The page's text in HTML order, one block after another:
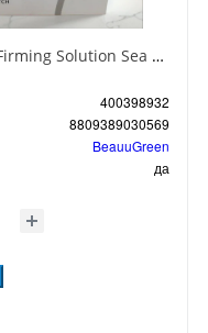
BeauuGreen Hydrogel Eye Patch Firming Solution Sea Cocumber & Black Гидрогелевые патчи для кожи вокруг глаз с экстрактом черного морского огурца 60 шт 90 гр
400398932
8809389030569
BeauuGreen
да